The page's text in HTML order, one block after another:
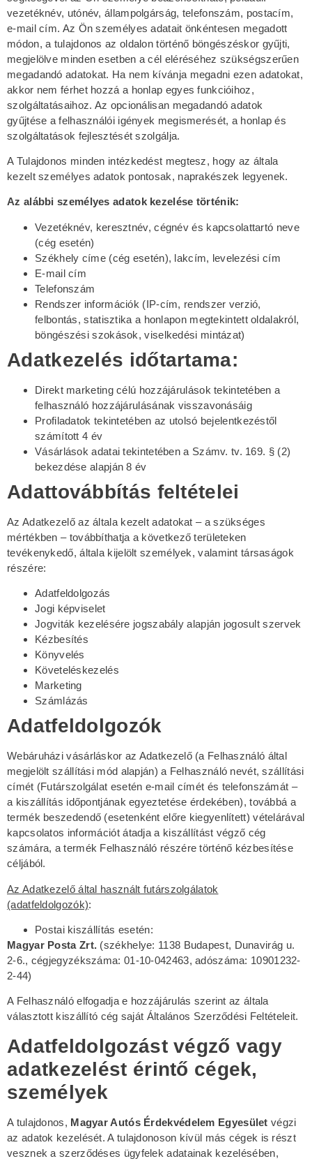
vezetéknév, utónév, állampolgárság, telefonszám, postacím,
e-mail cím. Az Ön személyes adatait önkéntesen megadott
módon, a tulajdonos az oldalon történő böngészéskor gyűjti,
megjelölve minden esetben a cél eléréséhez szükségszerűen
megadandó adatokat. Ha nem kívánja megadni ezen adatokat,
akkor nem férhet hozzá a honlap egyes funkcióihoz,
szolgáltatásaihoz. Az opcionálisan megadandó adatok
gyűjtése a felhasználói igények megismerését, a honlap és
szolgáltatások fejlesztését szolgálja.
A Tulajdonos minden intézkedést megtesz, hogy az általa
kezelt személyes adatok pontosak, naprakészek legyenek.
Az alábbi személyes adatok kezelése történik:
Vezetéknév, keresztnév, cégnév és kapcsolattartó neve
(cég esetén)
Székhely címe (cég esetén), lakcím, levelezési cím
E-mail cím
Telefonszám
Rendszer információk (IP-cím, rendszer verzió,
felbontás, statisztika a honlapon megtekintett oldalakról,
böngészési szokások, viselkedési mintázat)
Adatkezelés időtartama:
Direkt marketing célú hozzájárulások tekintetében a
felhasználó hozzájárulásának visszavonásáig
Profiladatok tekintetében az utolsó bejelentkezéstől
számított 4 év
Vásárlások adatai tekintetében a Számv. tv. 169. § (2)
bekezdése alapján 8 év
Adattovábbítás feltételei
Az Adatkezelő az általa kezelt adatokat – a szükséges
mértékben – továbbíthatja a következő területeken
tevékenykedő, általa kijelölt személyek, valamint társaságok
részére:
Adatfeldolgozás
Jogi képviselet
Jogviták kezelésére jogszabály alapján jogosult szervek
Kézbesítés
Könyvelés
Követeléskezelés
Marketing
Számlázás
Adatfeldolgozók
Webáruházi vásárláskor az Adatkezelő (a Felhasználó által
megjelölt szállítási mód alapján) a Felhasználó nevét, szállítási
címét (Futárszolgálat esetén e-mail címét és telefonszámát –
a kiszállítás időpontjának egyeztetése érdekében), továbbá a
termék beszedendő (esetenként előre kiegyenlített) vételárával
kapcsolatos információt átadja a kiszállítást végző cég
számára, a termék Felhasználó részére történő kézbesítése
céljából.
Az Adatkezelő által használt futárszolgálatok
(adatfeldolgozók):
Postai kiszállítás esetén:
Magyar Posta Zrt. (székhelye: 1138 Budapest, Dunavirág u.
2-6., cégjegyzékszáma: 01-10-042463, adószáma: 10901232-
2-44)
A Felhasználó elfogadja e hozzájárulás szerint az általa
választott kiszállító cég saját Általános Szerződési Feltételeit.
Adatfeldolgozást végző vagy
adatkezelést érintő cégek,
személyek
A tulajdonos, Magyar Autós Érdekvédelem Egyesületvégzi
az adatok kezelését. A tulajdonoson kívül más cégek is részt
vesznek a szerződéses ügyfelek adatainak kezelésében,